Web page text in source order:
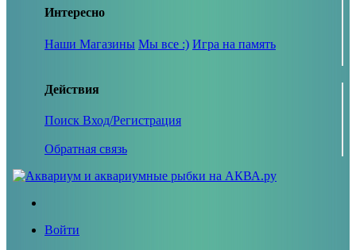
Интересно
Наши Магазины Мы все :) Игра на память
Действия
Поиск Вход/Регистрация
Обратная связь
Войти